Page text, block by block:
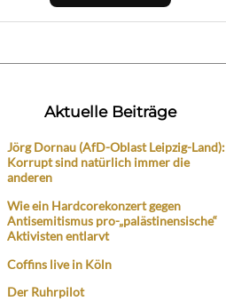
Aktuelle Beiträge
Jörg Dornau (AfD-Oblast Leipzig-Land):
Korrupt sind natürlich immer die
anderen
Wie ein Hardcorekonzert gegen
Antisemitismus pro-„palästinensische“
Aktivisten entlarvt
Coffins live in Köln
Der Ruhrpilot